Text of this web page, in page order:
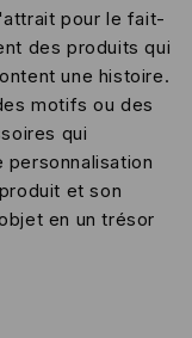
pour le fait-
des produits qui
une histoire.
motifs ou des
qui
et son
en un trésor